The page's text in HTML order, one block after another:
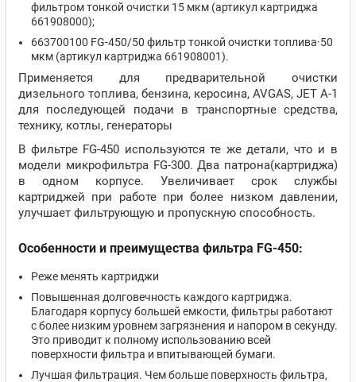
фильтром тонкой очистки 15 мкм (артикул картриджа
661908000);
663700100 FG-450/50 фильтр тонкой очистки топлива·50
мкм (артикул картриджа 661908001).
Применяется для предварительной очистки
дизельного топлива, бензина, керосина, AVGAS, JET A-1
для последующей подачи в транспортные средства,
технику, котлы, генераторы
В фильтре FG-450 используются те же детали, что и в
модели микрофильтра FG-300. Два патрона(картриджа)
в одном корпусе. Увеличивает срок службы
картриджей при работе при более низком давлении,
улучшает фильтрующую и пропускную способность.
Особенности и преимущества фильтра FG-450:
Реже менять картриджи
Повышенная долговечность каждого картриджа.
Благодаря корпусу большей емкости, фильтры работают
с более низким уровнем загрязнения и напором в секунду.
Это приводит к полному использованию всей
поверхности фильтра и впитывающей бумаги.
Лучшая фильтрация. Чем больше поверхность фильтра,